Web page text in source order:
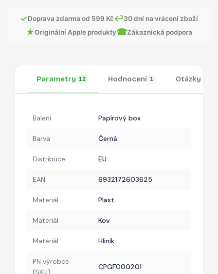
✓Doprava zdarma od 599 Kč↩30 dní na vrácení zboží
★Originální Apple produkty☎Zákaznická podpora
Parametry 12 Hodnocení 1 Otázky
Balení Papírový box
Barva Černá
Distribuce EU
EAN 6932172603625
Materiál Plast
Materiál Kov
Materiál Hliník
PN výrobce
(SKU)
CPGF000201